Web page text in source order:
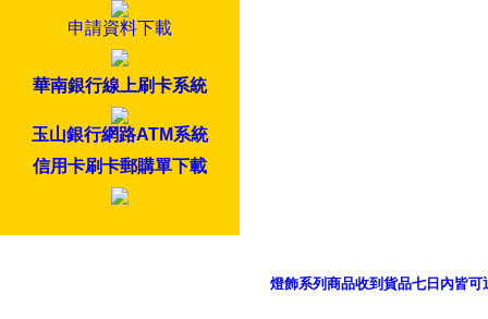
申請資料下載
華南銀行線上刷卡系統
玉山銀行網路ATM系統
信用卡刷卡郵購單下載
燈飾系列商品收到貨品七日內皆